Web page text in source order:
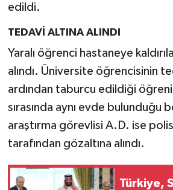
edildi.
TEDAVİ ALTINA ALINDI
Yaralı öğrenci hastaneye
alındı. Üniversite öğrencisinin
ardından taburcu edildiği
sırasında aynı evde bulunduğu
araştırma görevlisi A.D. ise
tarafından gözaltına alındı.
Türkiye,